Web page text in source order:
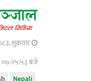
शुक्रवार
०७:२५:५३ बजे